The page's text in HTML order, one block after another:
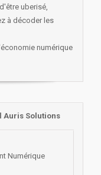
uberisé,
à décoder les
numérique
Auris Solutions
Numérique